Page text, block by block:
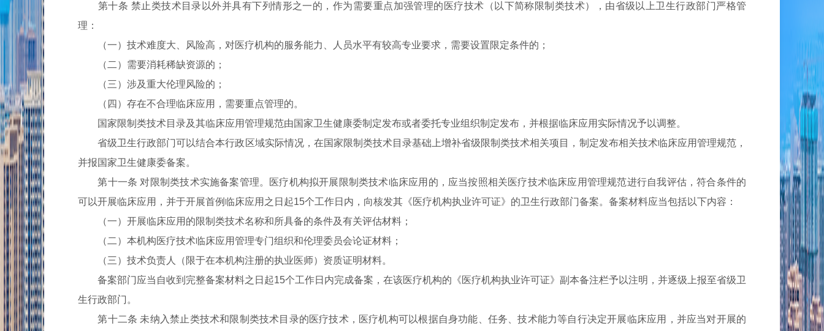
第十条 禁止类技术目录以外并具有下列情形之一的，作为需要重点加强管理的医疗技术（以下简称限制类技术），由省级以上卫生行政部门严格管
理：
（一）技术难度大、风险高，对医疗机构的服务能力、人员水平有较高专业要求，需要设置限定条件的；
（二）需要消耗稀缺资源的；
（三）涉及重大伦理风险的；
（四）存在不合理临床应用，需要重点管理的。
国家限制类技术目录及其临床应用管理规范由国家卫生健康委制定发布或者委托专业组织制定发布，并根据临床应用实际情况予以调整。
省级卫生行政部门可以结合本行政区域实际情况，在国家限制类技术目录基础上增补省级限制类技术相关项目，制定发布相关技术临床应用管理规范，
并报国家卫生健康委备案。
第十一条 对限制类技术实施备案管理。医疗机构拟开展限制类技术临床应用的，应当按照相关医疗技术临床应用管理规范进行自我评估，符合条件的
可以开展临床应用，并于开展首例临床应用之日起15个工作日内，向核发其《医疗机构执业许可证》的卫生行政部门备案。备案材料应当包括以下内容：
（一）开展临床应用的限制类技术名称和所具备的条件及有关评估材料；
（二）本机构医疗技术临床应用管理专门组织和伦理委员会论证材料；
（三）技术负责人（限于在本机构注册的执业医师）资质证明材料。
备案部门应当自收到完整备案材料之日起15个工作日内完成备案，在该医疗机构的《医疗机构执业许可证》副本备注栏予以注明，并逐级上报至省级卫
生行政部门。
第十二条 未纳入禁止类技术和限制类技术目录的医疗技术，医疗机构可以根据自身功能、任务、技术能力等自行决定开展临床应用，并应当对开展的